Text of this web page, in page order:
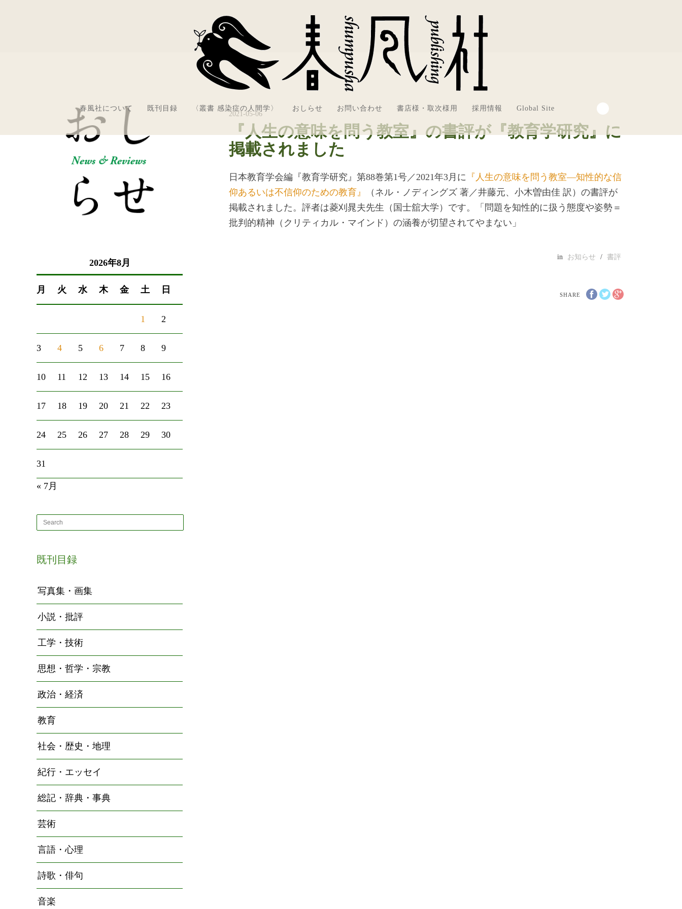
春風社について 既刊目録 〈叢書 感染症の人間学〉 おしらせ お問い合わせ 書店様・取次様用 採用情報 Global Site
2021-05-06
『人生の意味を問う教室』の書評が『教育学研究』に
掲載されました
日本教育学会編『教育学研究』第88巻第1号／2021年3月に 『人生の意味を問う教室―知性的な信
仰あるいは不信仰のための教育』
（ネル・ノディングズ 著／井藤元、小木曽由佳 訳）の書評が
掲載されました。評者は菱刈晁夫先生（国士舘大学）です。「問題を知性的に扱う態度や姿勢＝
批判的精神（クリティカル・マインド）の涵養が切望されてやまない」
in お知らせ / 書評
SHARE
2026年8月
月 火 水 木 金 土 日
1 2
3 4 5 6 7 8 9
10 11 12 13 14 15 16
17 18 19 20 21 22 23
24 25 26 27 28 29 30
31
« 7月
既刊目録
写真集・画集
小説・批評
工学・技術
思想・哲学・宗教
政治・経済
教育
社会・歴史・地理
紀行・エッセイ
総記・辞典・事典
芸術
言語・心理
詩歌・俳句
音楽